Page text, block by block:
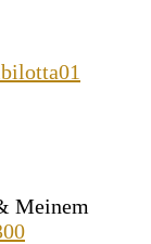
Meinem